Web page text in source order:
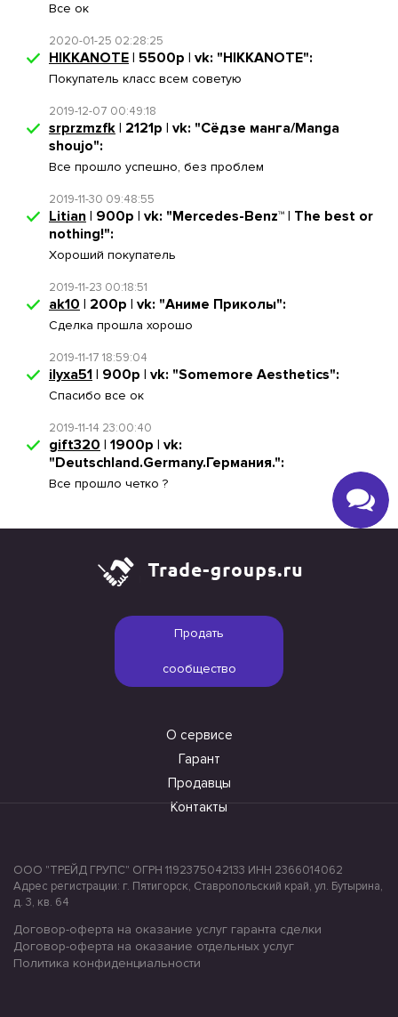
Все ок
2020-01-25 02:28:25
HIKKANOTE | 5500р | vk: "HIKKANOTE":
Покупатель класс всем советую
2019-12-07 00:49:18
srprzmzfk | 2121р | vk: "Сёдзе манга/Manga
shoujo":
Все прошло успешно, без проблем
2019-11-30 09:48:55
Litian | 900р | vk: "Mercedes-Benz™ | The best or
nothing!":
Хороший покупатель
2019-11-23 00:18:51
ak10 | 200р | vk: "Аниме Приколы":
Сделка прошла хорошо
2019-11-17 18:59:04
ilyxa51 | 900р | vk: "Somemore Aesthetics":
Спасибо все ок
2019-11-14 23:00:40
gift320 | 1900р | vk:
"Deutschland.Germany.Германия.":
Все прошло четко ?
Продать
сообщество
О сервисе
Гарант
Продавцы
Контакты
ООО "ТРЕЙД ГРУПС" ОГРН 1192375042133 ИНН 2366014062
Адрес регистрации: г. Пятигорск, Ставропольский край, ул. Бутырина,
д. 3, кв. 64
Договор-оферта на оказание услуг гаранта сделки
Договор-оферта на оказание отдельных услуг
Политика конфиденциальности